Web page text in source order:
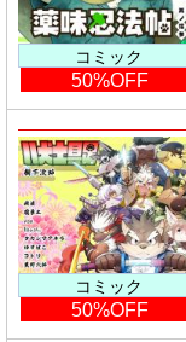
コミック
50%OFF
コミック
50%OFF